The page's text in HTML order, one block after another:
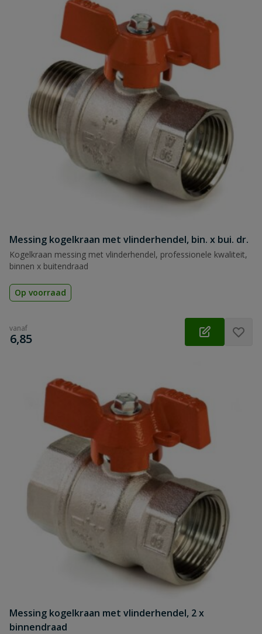
Messing kogelkraan met vlinderhendel, bin. x bui. dr.
Kogelkraan messing met vlinderhendel, professionele kwaliteit,
binnen x buitendraad
Op voorraad
vanaf
€
6,85
Messing kogelkraan met vlinderhendel, 2 x
binnendraad